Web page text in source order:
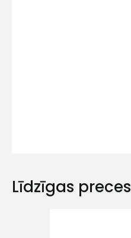
Līdzīgas preces